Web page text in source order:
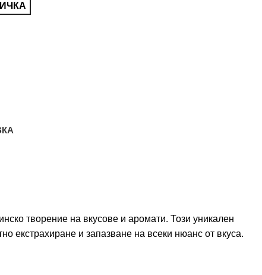
творение на вкусове и аромати. Този уникален
екстрахиране и запазване на всеки нюанс от вкуса.